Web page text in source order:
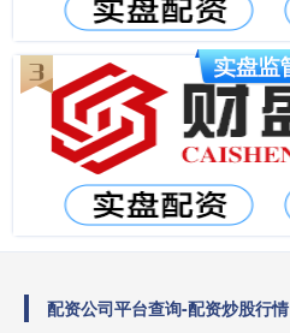
配资公司平台查询-配资炒股行情